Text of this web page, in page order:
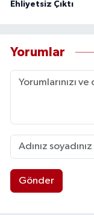
Ehliyetsiz Çıktı
Yorumlar
Gönder